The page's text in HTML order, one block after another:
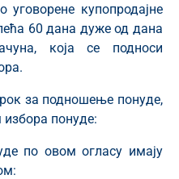
купопродајне
60 дана дуже од дана
која се подноси
за подношење понуде,
избора понуде:
по овом огласу имају